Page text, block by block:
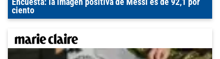
ciento